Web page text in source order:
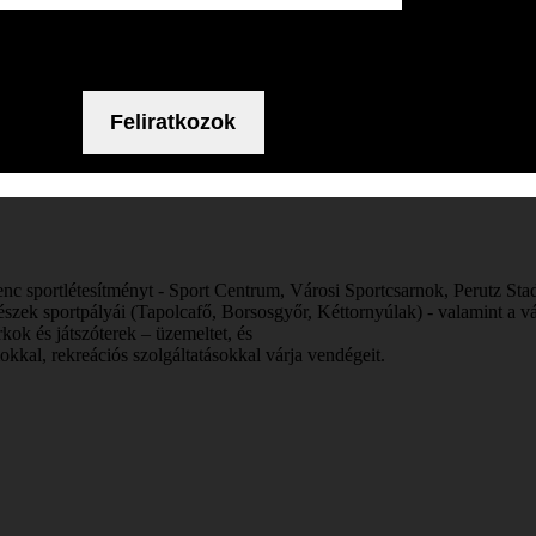
sportlétesítményt - Sport Centrum, Városi Sportcsarnok, Perutz
sportpályái (Tapolcafő, Borsosgyőr, Kéttornyúlak) - valamint a
és játszóterek – üzemeltet, és
rekreációs szolgáltatásokkal várja vendégeit.